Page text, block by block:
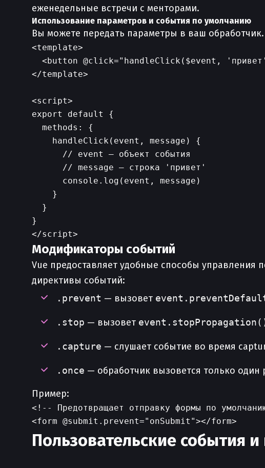
еженедельные встречи с менторами.
Использование параметров и события по умолчанию
Вы можете передать параметры в ваш
<template>
<button @click="handleClick($event,
</template>
<script>
export default {
  methods: {
    handleClick(event, message) {
      // event — объект события
      // message — строка 'привет'
      console.log(event, message)
    }
  }
}
Модификаторы событий
Vue предоставляет удобные способы
директивы событий:
.prevent — вызовет
.stop — вызовет
.capture — слушает событие во время
.once — обработчик вызовется только один
Пример:
<!-- Предотвращает отправку формы по
Пользовательские события